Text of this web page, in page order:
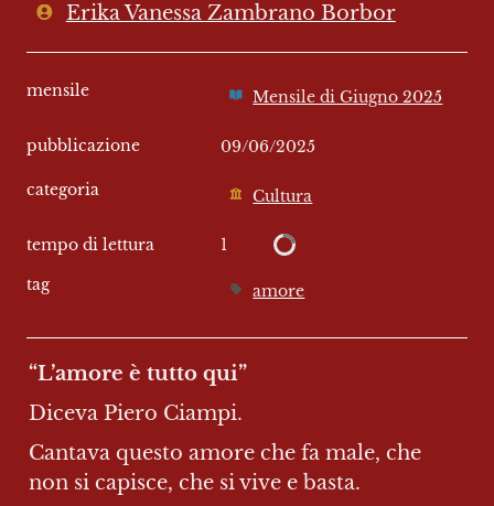
Erika Vanessa Zambrano Borbor
mensile Mensile di Giugno 2025
pubblicazione 09/06/2025
categoria Cultura
tempo di lettura 1
tag amore
“L’amore è tutto qui”
Diceva Piero Ciampi.
Cantava questo amore che fa male, che
non si capisce, che si vive e basta.